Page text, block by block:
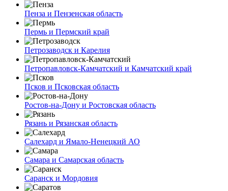
Пенза и Пензенская область
Пермь и Пермский край
Петрозаводск и Карелия
Петропавловск-Камчатский и Камчатский край
Псков и Псковская область
Ростов-на-Дону и Ростовская область
Рязань и Рязанская область
Салехард и Ямало-Ненецкий АО
Самара и Самарская область
Саранск и Мордовия